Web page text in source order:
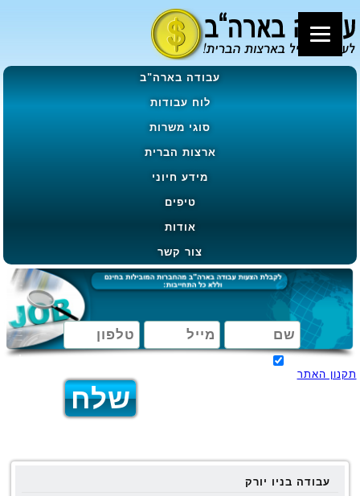
עבודה בארה"ב
לוח עבודות
סוגי משרות
ארצות הברית
מידע חיוני
טיפים
אודות
צור קשר
תקנון האתר
עבודה בניו יורק